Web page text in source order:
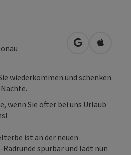
in Google
in
wiederkommen und schenken
wenn Sie öfter bei uns Urlaub
ist an der neuen
spürbar und lädt nun